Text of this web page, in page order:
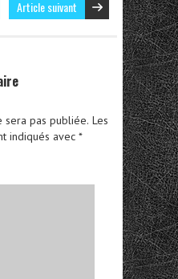
Article suivant
sera pas publiée. Les
indiqués avec *